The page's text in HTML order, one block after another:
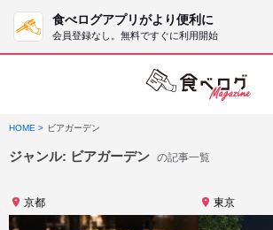
食べログアプリがより便利に
会員登録なし。無料ですぐに利用開始
HOME ビアガーデン
ジャンル: ビアガーデン の記事一覧
京都 東京